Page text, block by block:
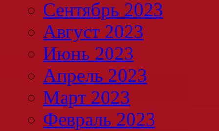
Сентябрь 2023
Август 2023
Июнь 2023
Апрель 2023
Март 2023
Февраль 2023